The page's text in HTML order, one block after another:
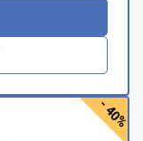
- 40%